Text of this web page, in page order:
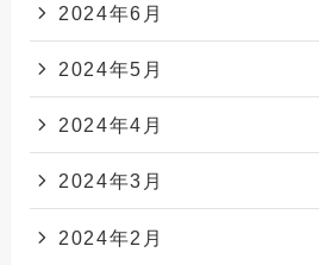
2024年6月
2024年5月
2024年4月
2024年3月
2024年2月